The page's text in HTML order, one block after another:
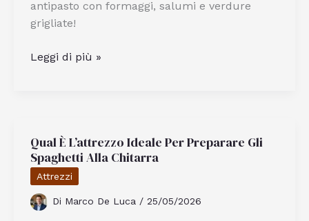
antipasto con formaggi, salumi e verdure
grigliate!
Quali
Per
Il
Sabato
Sera
In
Leggi di più »
Qual È L’attrezzo Ideale Per Preparare Gli
Spaghetti Alla Chitarra
Attrezzi
Di Marco De Luca / 25/05/2026